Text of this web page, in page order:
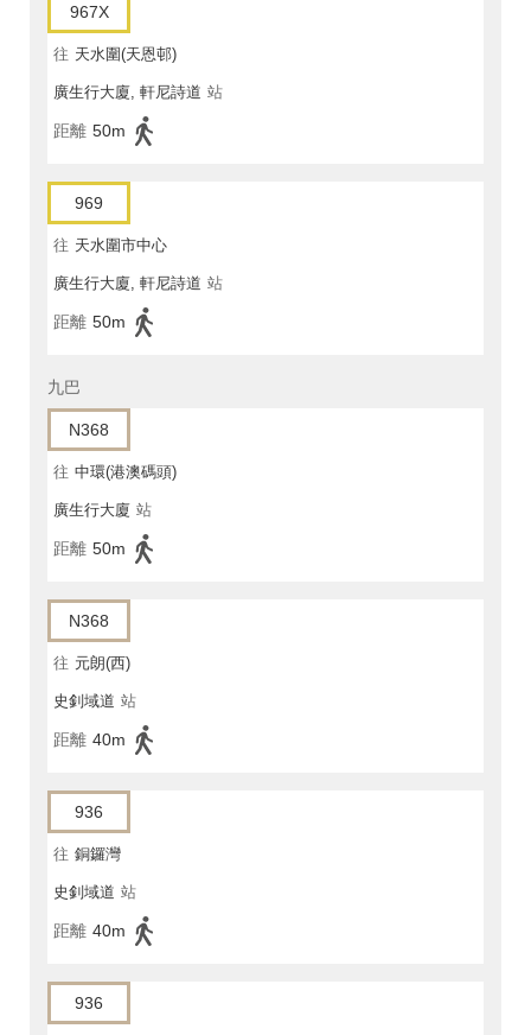
967X
往 天水圍(天恩邨)
廣生行大廈, 軒尼詩道 站
距離 50m
969
往 天水圍市中心
廣生行大廈, 軒尼詩道 站
距離 50m
九巴
N368
往 中環(港澳碼頭)
廣生行大廈 站
距離 50m
N368
往 元朗(西)
史釗域道 站
距離 40m
936
往 銅鑼灣
史釗域道 站
距離 40m
936